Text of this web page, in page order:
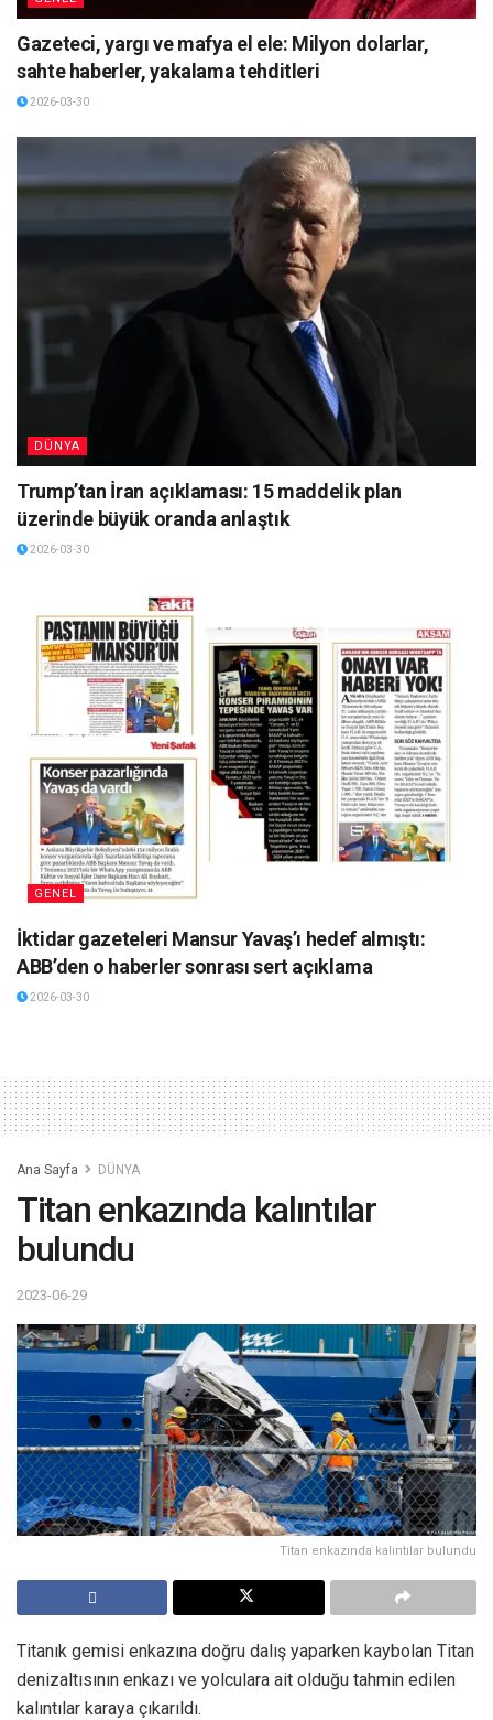
Gazeteci, yargı ve mafya el ele: Milyon dolarlar,
sahte haberler, yakalama tehditleri
2026-03-30
DÜNYA
Trump’tan İran açıklaması: 15 maddelik plan
üzerinde büyük oranda anlaştık
2026-03-30
GENEL
İktidar gazeteleri Mansur Yavaş’ı hedef almıştı:
ABB’den o haberler sonrası sert açıklama
2026-03-30
Ana Sayfa DÜNYA
Titan enkazında kalıntılar
bulundu
2023-06-29
Titan enkazında kalıntılar bulundu
Titanık gemisi enkazına doğru dalış yaparken kaybolan Titan
denizaltısının enkazı ve yolculara ait olduğu tahmin edilen
kalıntılar karaya çıkarıldı.